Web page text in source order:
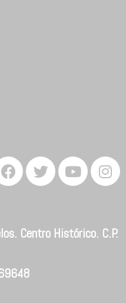
Centro Histórico. C.P.